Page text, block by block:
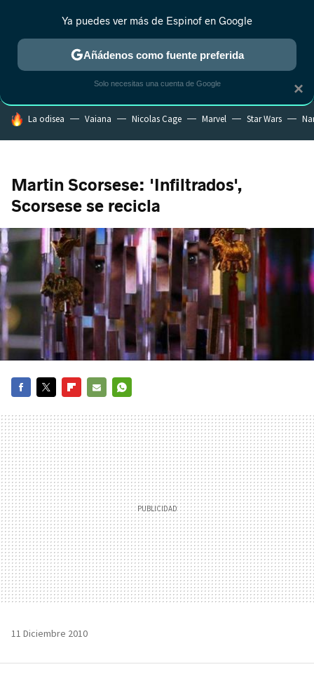
ESTRENOS REALITY ANIME RANKINGS CINE
HOY SE HABLA DE
La odisea Vaiana Nicolas Cage Marvel Star Wars
Martin Scorsese: 'Infiltrados',
Scorsese se recicla
MAIL
11 Diciembre 2010
×
Ya puedes ver más de Espinof en Google
Añádenos como fuente preferida
Solo necesitas una cuenta de Google